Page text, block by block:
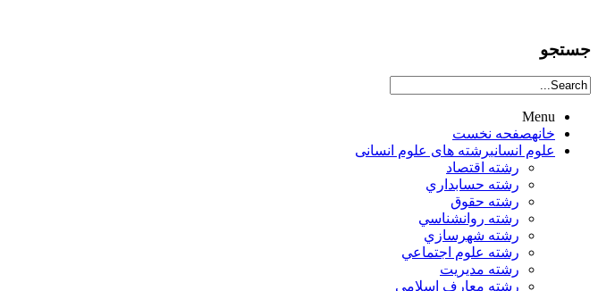
جستجو
Menu
خانهصفحه نخست
علوم انسانيرشته های علوم انسانی
رشته اقتصاد
رشته حسابداري
رشته حقوق
رشته روانشناسي
رشته شهرسازي
رشته علوم اجتماعي
رشته مديريت
رشته معارف اسلامی